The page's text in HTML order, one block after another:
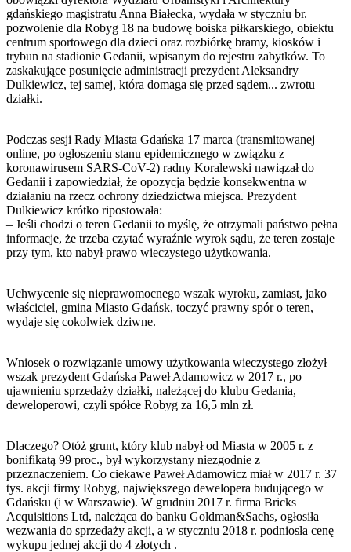
gdańskiego magistratu Anna Białecka, wydała w styczniu br.
pozwolenie dla Robyg 18 na budowę boiska piłkarskiego, obiektu
centrum sportowego dla dzieci oraz rozbiórkę bramy, kiosków i
trybun na stadionie Gedanii, wpisanym do rejestru zabytków. To
zaskakujące posunięcie administracji prezydent Aleksandry
Dulkiewicz, tej samej, która domaga się przed sądem... zwrotu
działki.
Podczas sesji Rady Miasta Gdańska 17 marca (transmitowanej
online, po ogłoszeniu stanu epidemicznego w związku z
koronawirusem SARS-CoV-2) radny Koralewski nawiązał do
Gedanii i zapowiedział, że opozycja będzie konsekwentna w
działaniu na rzecz ochrony dziedzictwa miejsca. Prezydent
Dulkiewicz krótko ripostowała:
– Jeśli chodzi o teren Gedanii to myślę, że otrzymali państwo pełna
informacje, że trzeba czytać wyraźnie wyrok sądu, że teren zostaje
przy tym, kto nabył prawo wieczystego użytkowania.
Uchwycenie się nieprawomocnego wszak wyroku, zamiast, jako
właściciel, gmina Miasto Gdańsk, toczyć prawny spór o teren,
wydaje się cokolwiek dziwne.
Wniosek o rozwiązanie umowy użytkowania wieczystego złożył
wszak prezydent Gdańska Paweł Adamowicz w 2017 r., po
ujawnieniu sprzedaży działki, należącej do klubu Gedania,
deweloperowi, czyli spółce Robyg za 16,5 mln zł.
Dlaczego? Otóż grunt, który klub nabył od Miasta w 2005 r. z
bonifikatą 99 proc., był wykorzystany niezgodnie z
przeznaczeniem. Co ciekawe Paweł Adamowicz miał w 2017 r. 37
tys. akcji firmy Robyg, największego dewelopera budującego w
Gdańsku (i w Warszawie). W grudniu 2017 r. firma Bricks
Acquisitions Ltd, należąca do banku Goldman&Sachs, ogłosiła
wezwania do sprzedaży akcji, a w styczniu 2018 r. podniosła cenę
wykupu jednej akcji do 4 złotych .